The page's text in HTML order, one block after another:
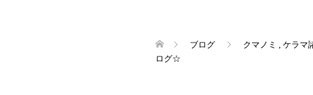
ブログ クマノミ ケラマ
ログ☆